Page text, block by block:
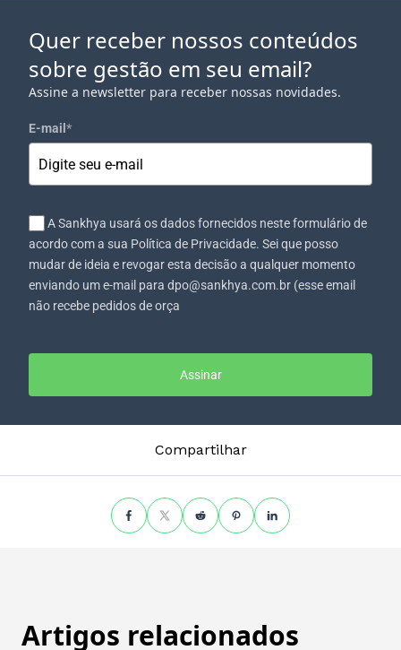
Quer receber nossos conteúdos
sobre gestão em seu email?
Assine a newsletter para receber nossas novidades.
E-mail *
A Sankhya usará os dados fornecidos neste formulário de
acordo com a sua Política de Privacidade. Sei que posso
mudar de ideia e revogar esta decisão a qualquer momento
enviando um e-mail para dpo@sankhya.com.br (esse email
não recebe pedidos de orça
Assinar
Compartilhar
Artigos relacionados